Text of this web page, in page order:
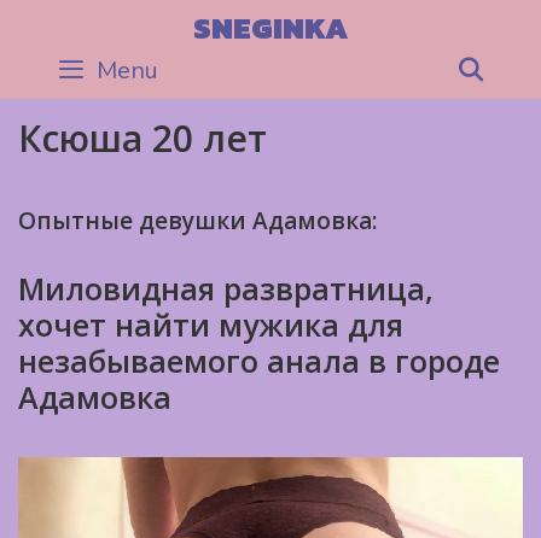
content
SNEGINKA
Menu
Ксюша 20 лет
Опытные девушки Адамовка:
Миловидная развратница,
хочет найти мужика для
незабываемого анала в городе
Адамовка